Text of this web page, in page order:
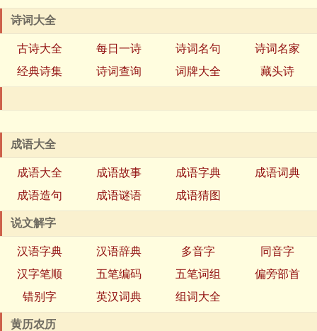
诗词大全
古诗大全 每日一诗 诗词名句
诗词名家
经典诗集
诗词查询 词牌大全 藏头诗
成语大全
成语大全 成语故事 成语字典
成语词典
成语造句
成语谜语 成语猜图
说文解字
汉语字典 汉语辞典 多音字
同音字
汉字笔顺
五笔编码 五笔词组
偏旁部首
错别字
英汉词典 组词大全
黄历农历